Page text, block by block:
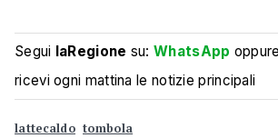
Segui laRegione su:WhatsApp oppure
ricevi ogni mattina le notizie principali
lattecaldo tombola